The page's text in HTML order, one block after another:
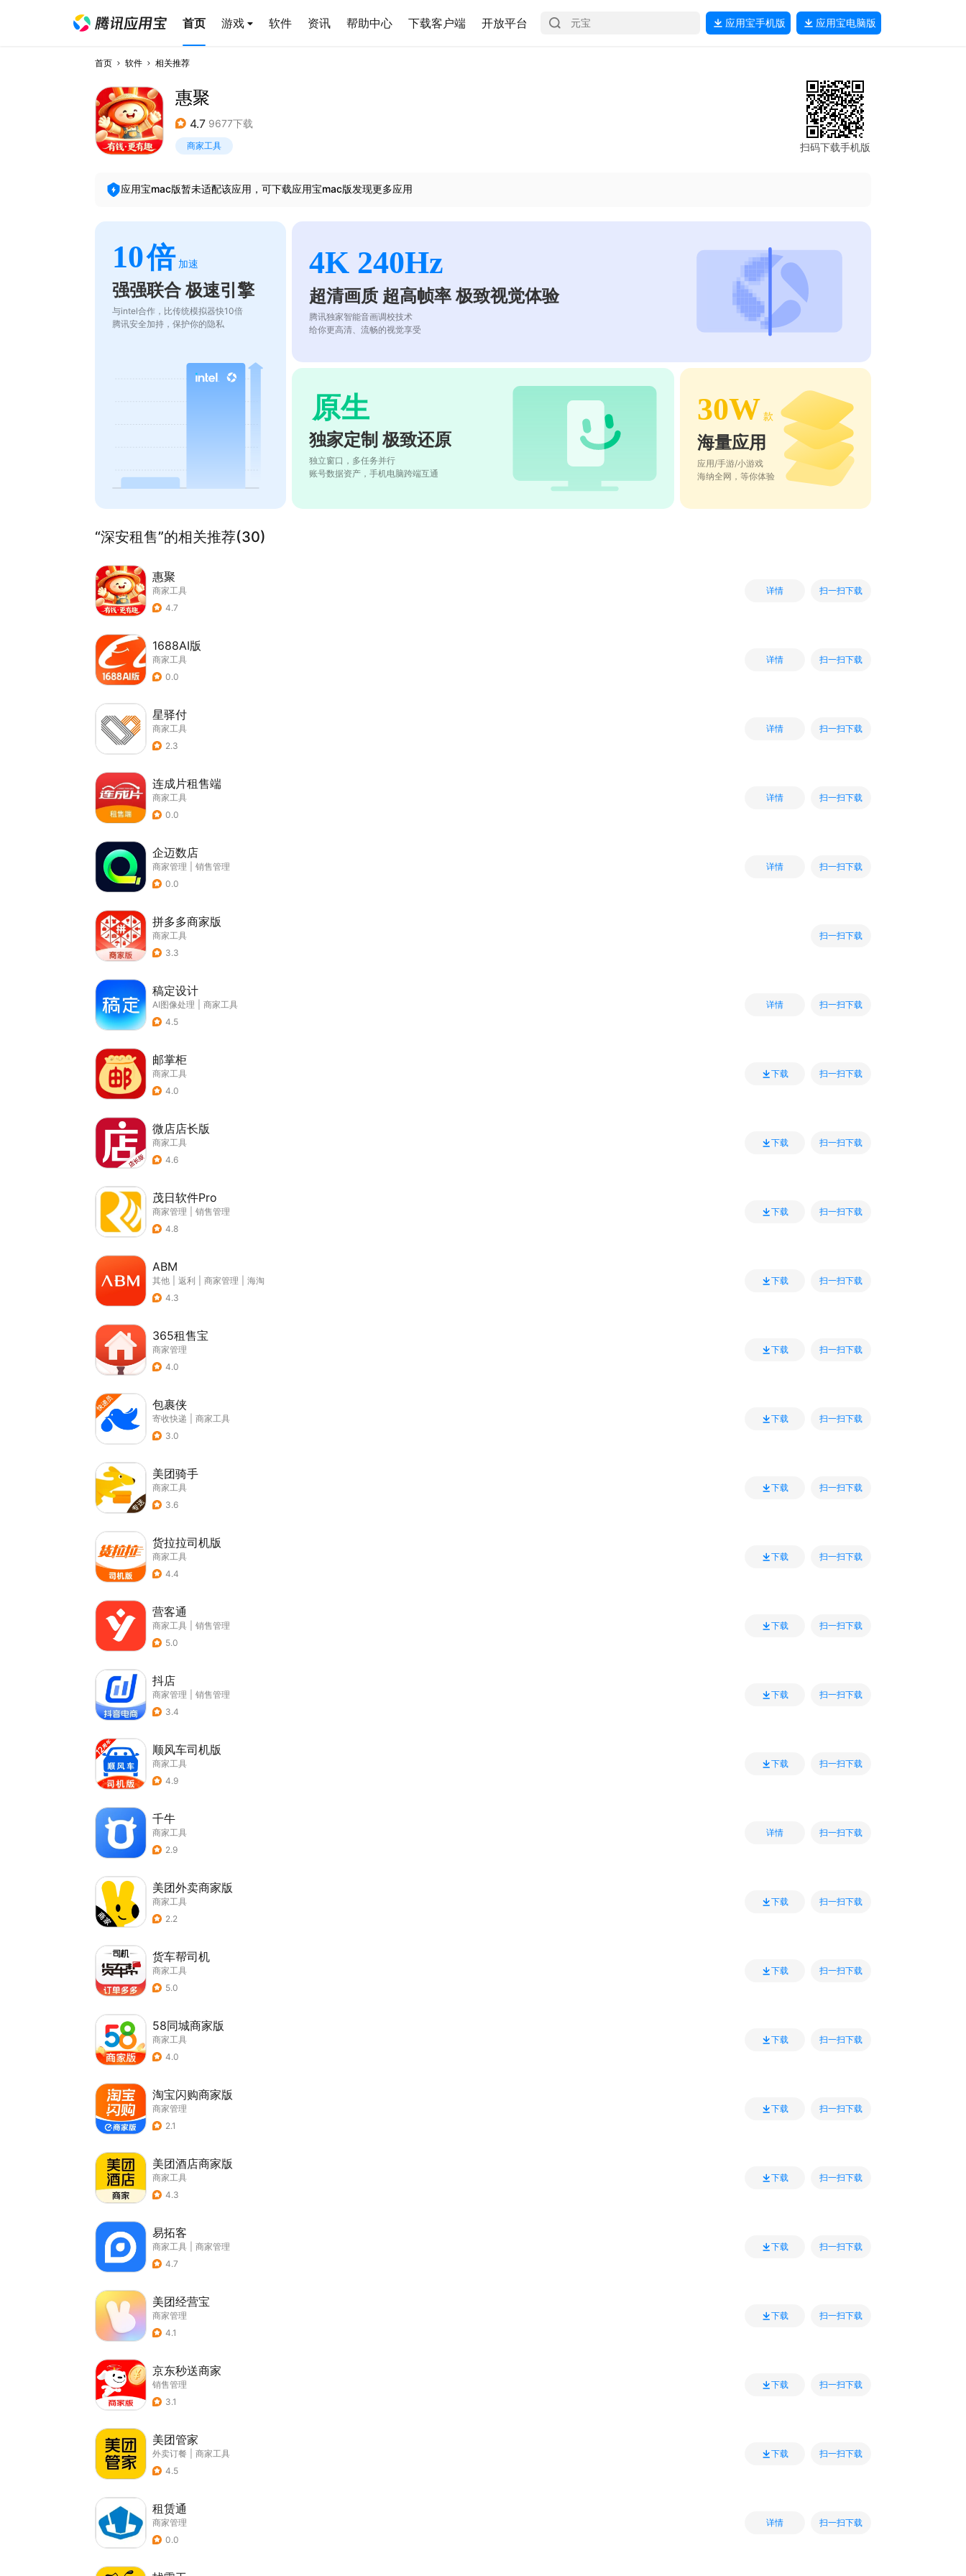
首页 游戏 软件 资讯 帮助中心 下载客户端 开放平台 应用宝手机版 应用宝电脑版
首页 软件 相关推荐
惠聚
4.7 9677下载
商家工具 扫码下载手机版
应用宝mac版暂未适配该应用，可下载应用宝mac版发现更多应用
10倍 加速
强强联合 极速引擎
与intel合作，比传统模拟器快10倍
腾讯安全加持，保护你的隐私
4K 240Hz
超清画质 超高帧率 极致视觉体验
腾讯独家智能音画调校技术
给你更高清、流畅的视觉享受
原生
独家定制 极致还原
独立窗口，多任务并行
账号数据资产，手机电脑跨端互通
30W 款
海量应用
应用/手游/小游戏
海纳全网，等你体验
“深安租售”的相关推荐(30)
惠聚
商家工具
4.7
详情 扫一扫下载
1688AI版
商家工具
0.0
详情 扫一扫下载
星驿付
商家工具
2.3
详情 扫一扫下载
连成片租售端
商家工具
0.0
详情 扫一扫下载
企迈数店
商家管理
销售管理
0.0
详情 扫一扫下载
拼多多商家版
商家工具
3.3
扫一扫下载
稿定设计
AI图像处理
商家工具
4.5
详情 扫一扫下载
邮掌柜
商家工具
4.0
下载 扫一扫下载
微店店长版
商家工具
4.6
下载 扫一扫下载
茂日软件Pro
商家管理
销售管理
4.8
下载 扫一扫下载
ABM
其他 返利 商家管理
海淘
4.3
下载 扫一扫下载
365租售宝
商家管理
4.0
下载 扫一扫下载
包裹侠
寄收快递
商家工具
3.0
下载 扫一扫下载
美团骑手
商家工具
3.6
下载 扫一扫下载
货拉拉司机版
商家工具
4.4
下载 扫一扫下载
营客通
商家工具
销售管理
5.0
下载 扫一扫下载
抖店
商家管理
销售管理
3.4
下载 扫一扫下载
顺风车司机版
商家工具
4.9
下载 扫一扫下载
千牛
商家工具
2.9
详情 扫一扫下载
美团外卖商家版
商家工具
2.2
下载 扫一扫下载
货车帮司机
商家工具
5.0
下载 扫一扫下载
58同城商家版
商家工具
4.0
下载 扫一扫下载
淘宝闪购商家版
商家管理
2.1
下载 扫一扫下载
美团酒店商家版
商家工具
4.3
下载 扫一扫下载
易拓客
商家工具
商家管理
4.7
下载 扫一扫下载
美团经营宝
商家管理
4.1
下载 扫一扫下载
京东秒送商家
销售管理
3.1
下载 扫一扫下载
美团管家
外卖订餐
商家工具
4.5
下载 扫一扫下载
租赁通
商家管理
0.0
详情 扫一扫下载